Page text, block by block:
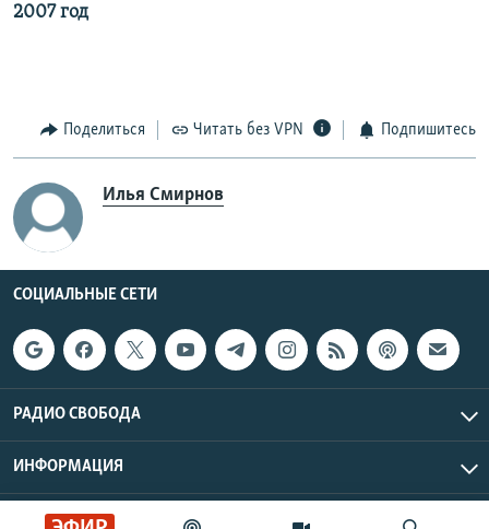
2007 год
Поделиться Читать без VPN Подпишитесь
Илья Смирнов
СОЦИАЛЬНЫЕ СЕТИ
РАДИО СВОБОДА
ИНФОРМАЦИЯ
Радио Свобода © 2026 RFE/RL, Inc. | Все права защищены.